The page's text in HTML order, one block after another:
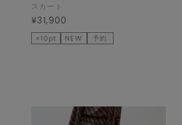
スカート
¥31,900
×10pt NEW 予約